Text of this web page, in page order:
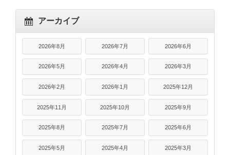
アーカイブ
2026年8月 2026年7月 2026年6月
2026年5月 2026年4月 2026年3月
2026年2月 2026年1月 2025年12月
2025年11月 2025年10月 2025年9月
2025年8月 2025年7月 2025年6月
2025年5月 2025年4月 2025年3月